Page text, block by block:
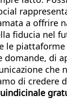
a offrire
fiducia nel
le
domande, di
che
di credere